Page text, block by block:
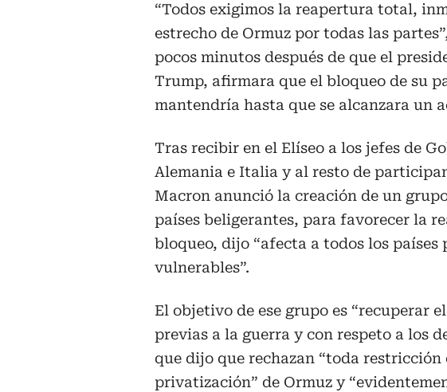
“Todos exigimos la reapertura total,
estrecho de Ormuz por todas las
pocos minutos después de que el
Trump, afirmara que el bloqueo de su
mantendría hasta que se alcanzara un
Tras recibir en el Elíseo a los jefes de
Alemania e Italia y al resto de
Macron anunció la creación de un
países beligerantes, para favorecer la
bloqueo, dijo “afecta a todos los países
vulnerables”.
El objetivo de ese grupo es “recuperar
previas a la guerra y con respeto a los
que dijo que rechazan “toda
privatización” de Ormuz y